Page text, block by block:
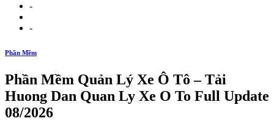
-
-
Phần Mềm
Phần Mềm Quản Lý Xe Ô Tô – Tải
Huong Dan Quan Ly Xe O To Full Update
08/2026